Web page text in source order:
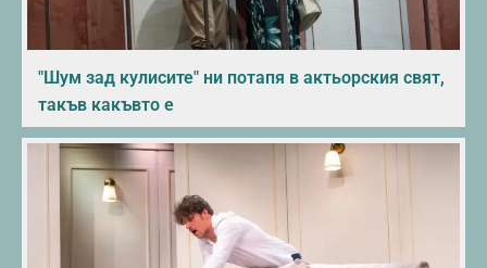
"Шум зад кулисите" ни потапя в актьорския свят,
такъв какъвто е